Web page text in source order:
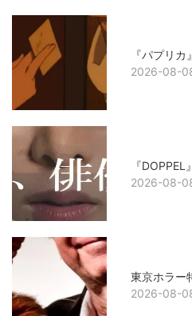
『パプリ
2026-08-
『
2026-08-
東京ホラー
2026-08-